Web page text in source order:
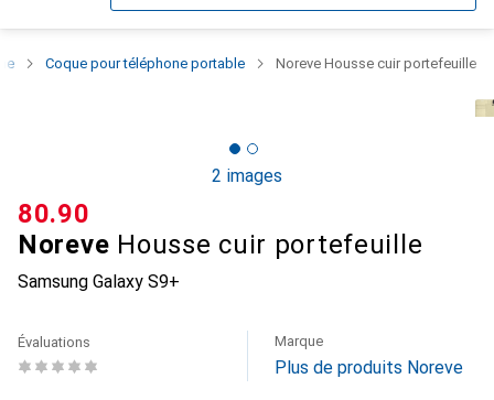
Coque pour téléphone portable Noreve Housse cuir portefeuille
2 images
Noreve Housse cuir portefeuille
Samsung Galaxy S9+
CHF
80.90
Évaluations Marque
Plus de produits Noreve